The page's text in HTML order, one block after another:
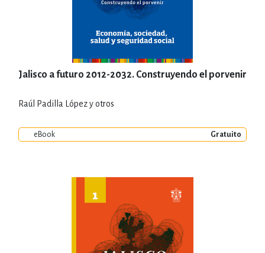
Jalisco a futuro 2012-2032. Construyendo el porvenir
Raúl Padilla López y otros
eBook Gratuito